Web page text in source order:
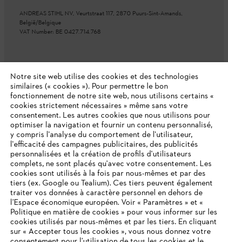
ANDREAS STIHL NV, Veurtstraat 117, 2870 Puurs-Sint-Amands,
België/Belgique
VAT Number: BE 0427.714.768
Notre site web utilise des cookies et des technologies
similaires (« cookies »). Pour permettre le bon
fonctionnement de notre site web, nous utilisons certains «
cookies strictement nécessaires » même sans votre
consentement. Les autres cookies que nous utilisons pour
optimiser la navigation et fournir un contenu personnalisé,
y compris l'analyse du comportement de l'utilisateur,
l'efficacité des campagnes publicitaires, des publicités
personnalisées et la création de profils d'utilisateurs
complets, ne sont placés qu'avec votre consentement. Les
cookies sont utilisés à la fois par nous-mêmes et par des
tiers (ex. Google ou Tealium). Ces tiers peuvent également
traiter vos données à caractère personnel en dehors de
l’Espace économique européen. Voir « Paramètres » et «
Politique en matière de cookies » pour vous informer sur les
cookies utilisés par nous-mêmes et par les tiers. En cliquant
sur « Accepter tous les cookies », vous nous donnez votre